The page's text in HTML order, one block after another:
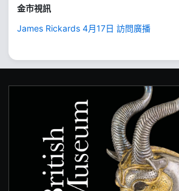
金市視訊
James Rickards 4月17日 訪問廣播